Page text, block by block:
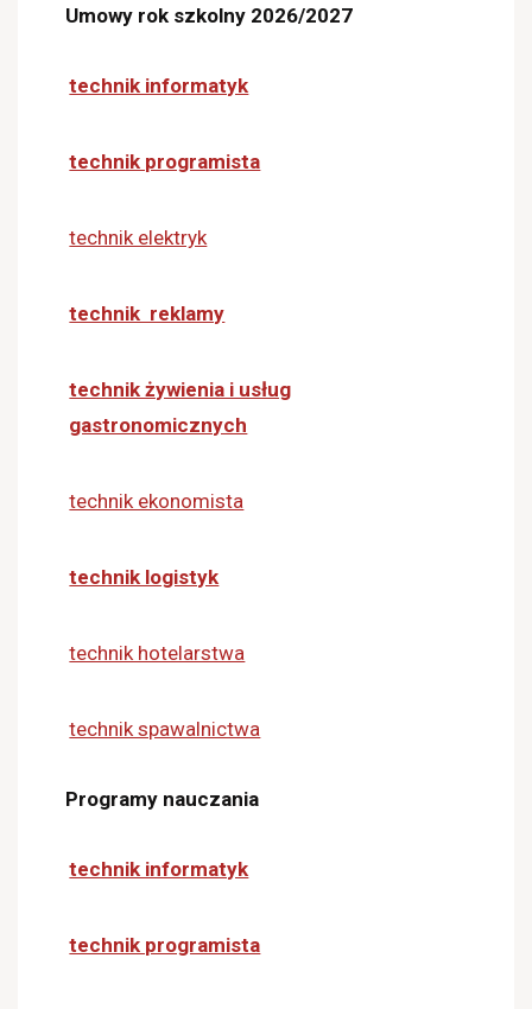
Umowy rok szkolny 2026/2027
technik informatyk
technik programista
technik elektryk
technik reklamy
technik żywienia i usług
gastronomicznych
technik ekonomista
technik logistyk
technik hotelarstwa
technik spawalnictwa
Programy nauczania
technik informatyk
technik programista